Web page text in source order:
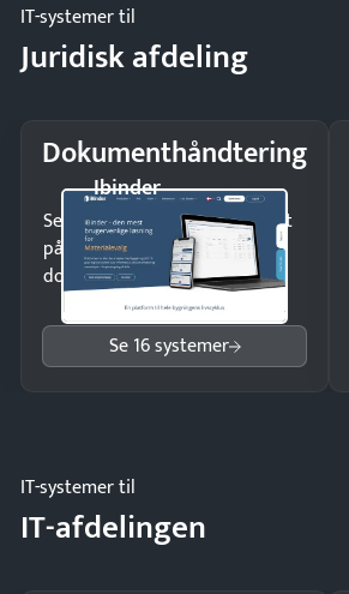
IT-systemer til
Juridisk afdeling
Dokumenthåndtering
Ibinder
Send kontrakter til underskrift
på minutter og mist ingen
dokumenter.
Se 16 systemer
IT-systemer til
IT-afdelingen